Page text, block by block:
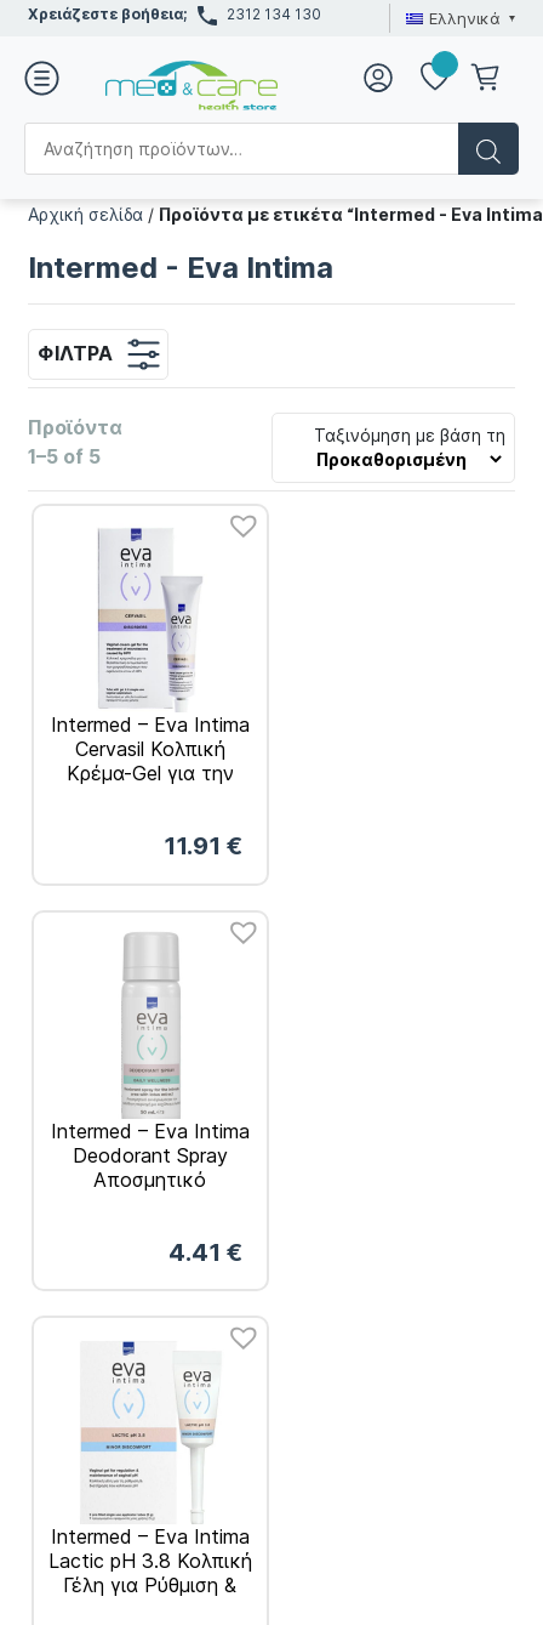
Χρειάζεστε βοήθεια; 2312 134 130 Ελληνικά
Αρχική σελίδα / Προϊόντα με ετικέτα “Intermed - Eva
Intermed - Eva Intima
ΦΊΛΤΡΑ
Προϊόντα
1–5 of 5
Ταξινόμηση με βάση τη
Intermed – Eva Intima
Cervasil Κολπική
Κρέμα-Gel για την
30ml11.91 €
Intermed – Eva Intima
Deodorant Spray
Αποσμητικό
Εκχύλισμα Λωτού
4.41 €
Intermed – Eva Intima
Lactic pH 3.8 Κολπική
Γέλη για Ρύθμιση &